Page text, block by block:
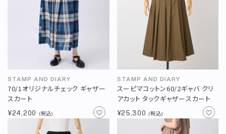
STAMP AND DIARY
70/1オリジナルチェック ギャザー
スカート
¥24,200 (税込)
STAMP AND DIARY
スーピマコットン60/2ギャバ クリ
アカット タックギャザースカート
¥25,300 (税込)